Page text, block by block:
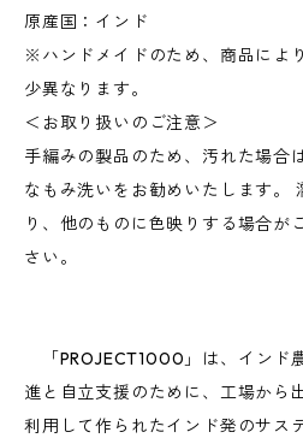
原産国：インド
※ハンドメイドのため、商品に
少異なります。
＜お取り扱いのご注意＞
手編みの製品のため、汚れた場合
なもみ洗いをお勧めいたします。
り、他のものに色映りする場合が
さい。
「PROJECT1000」は、インド
進と自立支援のために、工場から
利用して作られたインド発のサス